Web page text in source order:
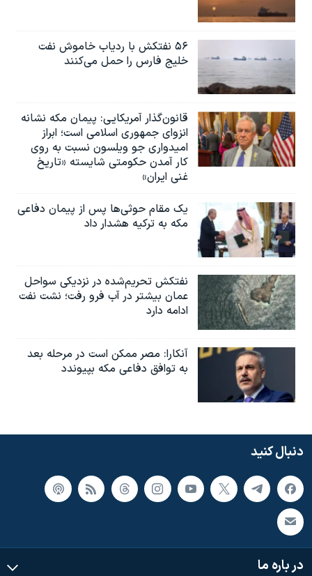
۵۶ نفتکش با ردیاب خاموش نفت
خلیج فارس را حمل می‌کنند
قانون‌گذار آمریکایی: پیمان مکه نشانه
انزوای جمهوری اسلامی است؛ ابراز
امیدواری جو ویلسون نسبت به روی
کار آمدن حکومتی شایسته «تاریخ
غنی ایران»
یک مقام حوثی‌ها پس از پیمان دفاعی
مکه به ترکیه هشدار داد
نفتکش تحریم‌شده در نزدیکی سواحل
عمان بیشتر در آب فرو رفت؛ نشت نفت
ادامه دارد
آنکارا: مصر ممکن است در مرحله بعد
به توافق دفاعی مکه بپیوندد
دنبال کنید
در باره ما